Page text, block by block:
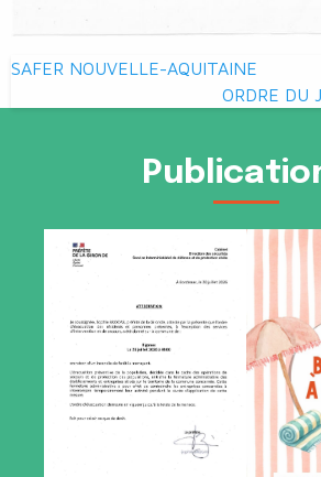
Navigation
de
SAFER NOUVELLE-AQUITAINE
ORDRE DU